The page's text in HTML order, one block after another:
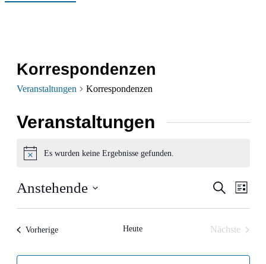
Korrespondenzen
Veranstaltungen Korrespondenzen
Veranstaltungen
Hinweis
Es wurden keine Ergebnisse gefunden.
Suche
und
SucheListe
Anstehende
VorherigeVeranstaltungen Heute
Nächste